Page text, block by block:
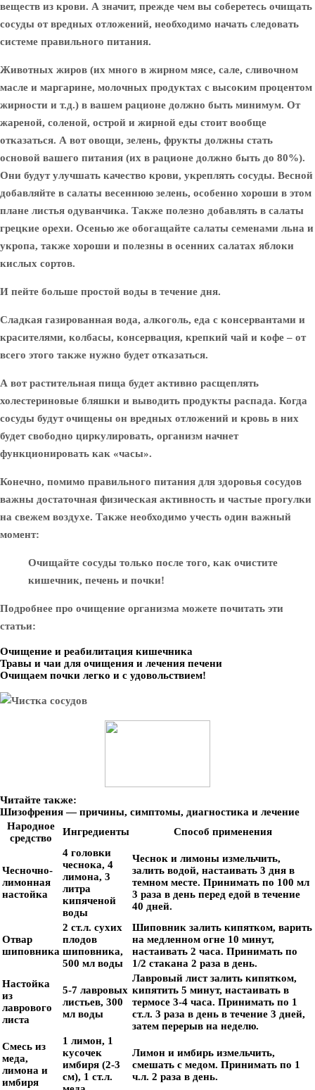
веществ из крови. А значит, прежде чем вы соберетесь очищать
сосуды от вредных отложений, необходимо начать следовать
системе правильного питания.
Животных жиров (их много в жирном мясе, сале, сливочном
масле и маргарине, молочных продуктах с высоким процентом
жирности и т.д.) в вашем рационе должно быть минимум. От
жареной, соленой, острой и жирной еды стоит вообще
отказаться. А вот овощи, зелень, фрукты должны стать
основой вашего питания (их в рационе должно быть до 80%).
Они будут улучшать качество крови, укреплять сосуды. Весной
добавляйте в салаты весеннюю зелень, особенно хороши в этом
плане листья одуванчика. Также полезно добавлять в салаты
грецкие орехи. Осенью же обогащайте салаты семенами льна и
укропа, также хороши и полезны в осенних салатах яблоки
кислых сортов.
И пейте больше простой воды в течение дня.
Сладкая газированная вода, алкоголь, еда с консервантами и
красителями, колбасы, консервация, крепкий чай и кофе – от
всего этого также нужно будет отказаться.
А вот растительная пища будет активно расщеплять
холестериновые бляшки и выводить продукты распада. Когда
сосуды будут очищены он вредных отложений и кровь в них
будет свободно циркулировать, организм начнет
функционировать как «часы».
Конечно, помимо правильного питания для здоровья сосудов
важны достаточная физическая активность и частые прогулки
на свежем воздухе. Также необходимо учесть один важный
момент:
Очищайте сосуды только после того, как очистите
кишечник, печень и почки!
Подробнее про очищение организма можете почитать эти
статьи:
Очищение и реабилитация кишечника
Травы и чаи для очищения и лечения печени
Очищаем почки легко и с удовольствием!
Читайте также:
Шизофрения — причины, симптомы, диагностика и лечение
Народное
средство
Ингредиенты Способ применения
Чесночно-
лимонная
настойка
4 головки
чеснока, 4
лимона, 3
литра
кипяченой
воды
Чеснок и лимоны измельчить,
залить водой, настаивать 3 дня в
темном месте. Принимать по 100 мл
3 раза в день перед едой в течение
40 дней.
Отвар
шиповника
2 ст.л. сухих
плодов
шиповника,
500 мл воды
Шиповник залить кипятком, варить
на медленном огне 10 минут,
настаивать 2 часа. Принимать по
1/2 стакана 2 раза в день.
Настойка
из
лаврового
листа
5-7 лавровых
листьев, 300
мл воды
Лавровый лист залить кипятком,
кипятить 5 минут, настаивать в
термосе 3-4 часа. Принимать по 1
ст.л. 3 раза в день в течение 3 дней,
затем перерыв на неделю.
Смесь из
меда,
лимона и
имбиря
1 лимон, 1
кусочек
имбиря (2-3
см), 1 ст.л.
Лимон и имбирь измельчить,
смешать с медом. Принимать по 1
ч.л. 2 раза в день.